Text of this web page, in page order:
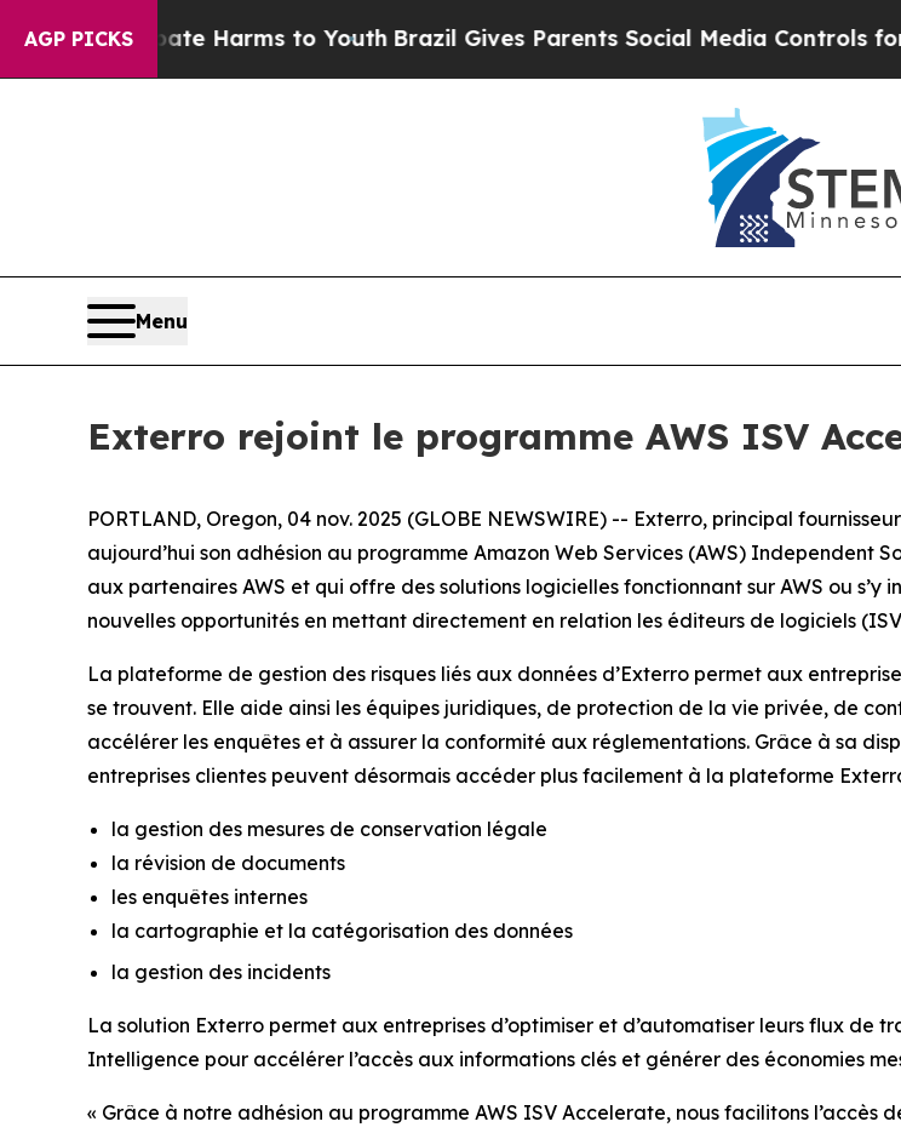
AGP PICKS
to Abate Harms to YouthBrazil Gives Parents Social Media Controls for Their
Menu
Exterro rejoint le programme AWS ISV
PORTLAND, Oregon, 04 nov. 2025 (GLOBE NEWSWIRE) -- Exterro, principal
aujourd’hui son adhésion au programme Amazon Web Services (AWS)
aux partenaires AWS et qui offre des solutions logicielles fonctionnant sur AWS ou
nouvelles opportunités en mettant directement en relation les éditeurs de logiciels
La plateforme de gestion des risques liés aux données d’Exterro permet aux
se trouvent. Elle aide ainsi les équipes juridiques, de protection de la vie privée, de
accélérer les enquêtes et à assurer la conformité aux réglementations. Grâce à sa
entreprises clientes peuvent désormais accéder plus facilement à la plateforme
la gestion des mesures de conservation légale
la révision de documents
les enquêtes internes
la cartographie et la catégorisation des données
la gestion des incidents
La solution Exterro permet aux entreprises d’optimiser et d’automatiser leurs flux de
Intelligence pour accélérer l’accès aux informations clés et générer des économies
« Grâce à notre adhésion au programme AWS ISV Accelerate, nous facilitons l’accès